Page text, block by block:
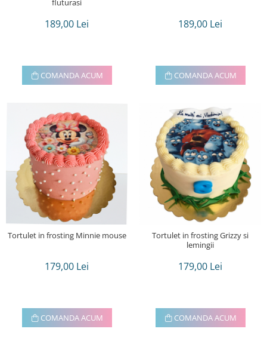
fluturasi
189,00 Lei
COMANDA ACUM
189,00 Lei
COMANDA ACUM
Tortulet in frosting Minnie mouse
179,00 Lei
COMANDA ACUM
Tortulet in frosting Grizzy si
lemingii
179,00 Lei
COMANDA ACUM